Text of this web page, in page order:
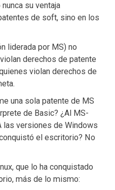
su ventaja
de soft, sino en los
liderada por MS) no
derechos de patente
violan derechos de
una sola patente de MS
de Basic? ¿Al MS-
las versiones de Windows
el escritorio? No
que lo ha conquistado
más de lo mismo: